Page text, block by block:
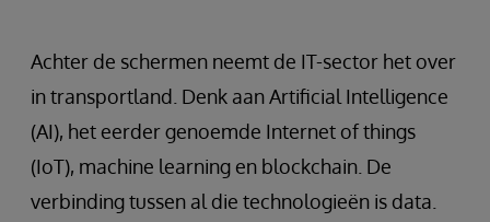
Achter de schermen neemt de IT-sector het over
in transportland. Denk aan Artificial Intelligence
(AI), het eerder genoemde Internet of things
(IoT), machine learning en blockchain. De
verbinding tussen al die technologieën is data.